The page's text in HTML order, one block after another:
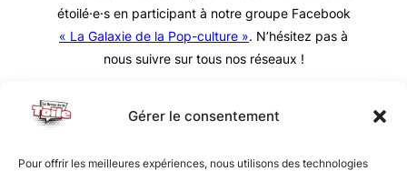
Gérer le consentement
Pour offrir les meilleures expériences, nous utilisons des technologies
étoilé·e·s en participant à notre groupe Facebook
« La Galaxie de la Pop-culture ». N’hésitez pas à
nous suivre sur tous nos réseaux !